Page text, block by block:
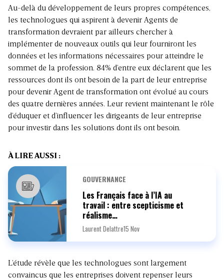
Au-delà du développement de leurs propres compétences,
les technologues qui aspirent à devenir Agents de
transformation devraient par ailleurs chercher à
implémenter de nouveaux outils qui leur fourniront les
données et les informations nécessaires pour atteindre le
sommet de la profession. 84% d’entre eux déclarent que les
ressources dont ils ont besoin de la part de leur entreprise
pour devenir Agent de transformation ont évolué au cours
des quatre dernières années. Leur revient maintenant le rôle
d’éduquer et d’influencer les dirigeants de leur entreprise
pour investir dans les solutions dont ils ont besoin.
À LIRE AUSSI :
GOUVERNANCE
Les Français face à l’IA au
travail : entre scepticisme et
réalisme…
Laurent Delattre15 Nov
L’étude révèle que les technologues sont largement
convaincus que les entreprises doivent repenser leurs